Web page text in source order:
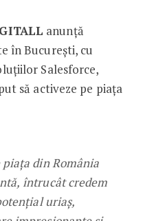
hub la
anunță
în București, cu
Salesforce,
să activeze pe piața
din România
întrucât credem
uriaș,